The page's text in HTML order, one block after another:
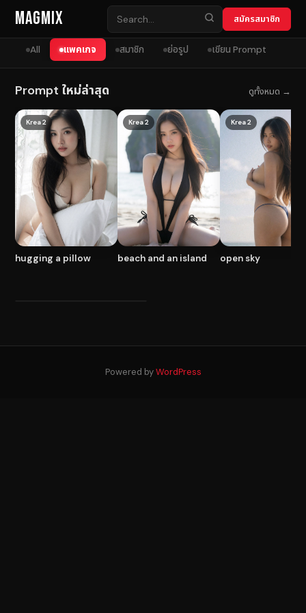
Skip to content
MagMix สมัครสมาชิก
All แพคเกจ สมาชิก ย่อรูป เขียน Prompt
Prompt ใหม่ล่าสุด ดูทั้งหมด →
Krea 2
hugging a pillow
Krea 2
beach and an island
Krea 2
open sky
Powered byWordPress